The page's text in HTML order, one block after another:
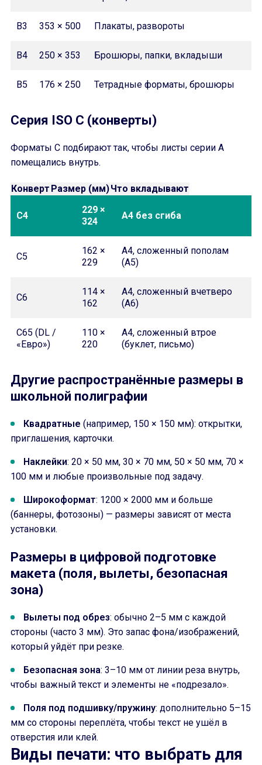
B3 353 × 500 Плакаты, развороты
B4 250 × 353 Брошюры, папки, вкладыши
B5 176 × 250 Тетрадные форматы, брошюры
Серия ISO C (конверты)
Форматы C подбирают так, чтобы листы серии A
помещались внутрь.
Конверт Размер (мм)Что вкладывают
C4
229 ×
324
A4 без сгиба
C5
162 ×
229
A4, сложенный пополам
(A5)
C6
114 ×
162
A4, сложенный вчетверо
(A6)
C65 (DL /
«Евро»)
110 ×
220
A4, сложенный втрое
(буклет, письмо)
Другие распространённые размеры в
школьной полиграфии
Квадратные (например, 150 × 150 мм): открытки,
приглашения, карточки.
Наклейки: 20 × 50 мм, 30 × 70 мм, 50 × 50 мм, 70 ×
100 мм и любые произвольные под задачу.
Широкоформат: 1200 × 2000 мм и больше
(баннеры, фотозоны) — размеры зависят от места
установки.
Размеры в цифровой подготовке
макета (поля, вылеты, безопасная
зона)
Вылеты под обрез: обычно 2–5 мм с каждой
стороны (часто 3 мм). Это запас фона/изображений,
который уйдёт при резке.
Безопасная зона: 3–10 мм от линии реза внутрь,
чтобы важный текст и элементы не «подрезало».
Поля под подшивку/пружину: дополнительно 5–15
мм со стороны переплёта, чтобы текст не ушёл в
отверстия или клей.
Виды печати: что выбрать для